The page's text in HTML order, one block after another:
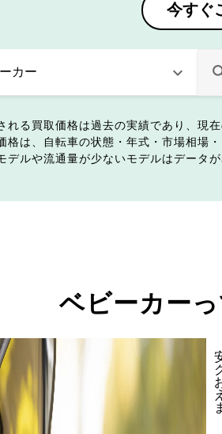
今すぐ
れる買取価格は過去の実績であり、現
格は、自転車の状態・年式・市場相場
デルや流通量が少ないモデルはデータ
ベビーカー